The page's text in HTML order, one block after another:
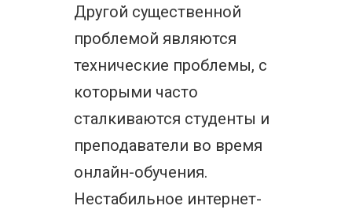
Другой существенной
проблемой являются
технические проблемы, с
которыми часто
сталкиваются студенты и
преподаватели во время
онлайн-обучения.
Нестабильное интернет-